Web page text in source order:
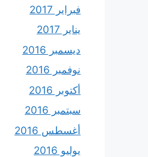
فبراير 2017
يناير 2017
ديسمبر 2016
نوفمبر 2016
أكتوبر 2016
سبتمبر 2016
أغسطس 2016
يوليو 2016